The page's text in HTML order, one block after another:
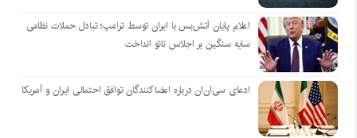
اعلام پایان آتش‌بس با ایران توسط ترامپ؛ تبادل حملات نظامی
سایه سنگین بر اجلاس ناتو انداخت
ادعای سی‌ان‌ان درباره امضاکنندگان توافق احتمالی ایران و آمریکا